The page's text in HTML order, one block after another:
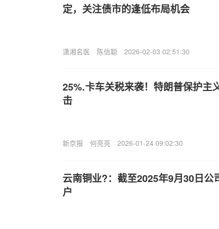
定，关注债市的逢低布局机会
潇湘名医 陈信聪 2026-02-03 02:51:30
25%.卡车关税来袭！特朗普保护主
击
新京报 何亮亮 2026-01-24 09:02:30
云南铜业?：截至2025年9月30日公
户